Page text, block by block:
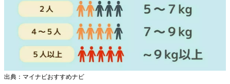
出典：マイナビおすすめナビ